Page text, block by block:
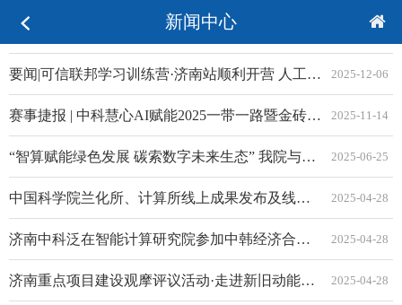
新闻中心
要闻|可信联邦学习训练营·济南站顺利开营 人工智能顶尖学者杨强院士倾情授课 2025-12-06
赛事捷报 | 中科慧心AI赋能2025一带一路暨金砖国家心理健康赛项圆满闭幕！ 2025-11-14
“智算赋能绿色发展 碳索数字未来生态” 我院与津普利建立绿色低碳数字经济产业战略合作关系 2025-06-25
中国科学院兰化所、计算所线上成果发布及线下技术对接交流活动成功举办 2025-04-28
济南中科泛在智能计算研究院参加中韩经济合作论坛 2025-04-28
济南重点项目建设观摩评议活动·走进新旧动能转换起步区 2025-04-28